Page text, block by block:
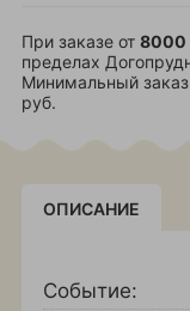
При заказе от 8000
пределах
Минимальный
руб.
ОПИСАНИЕ
Событие: